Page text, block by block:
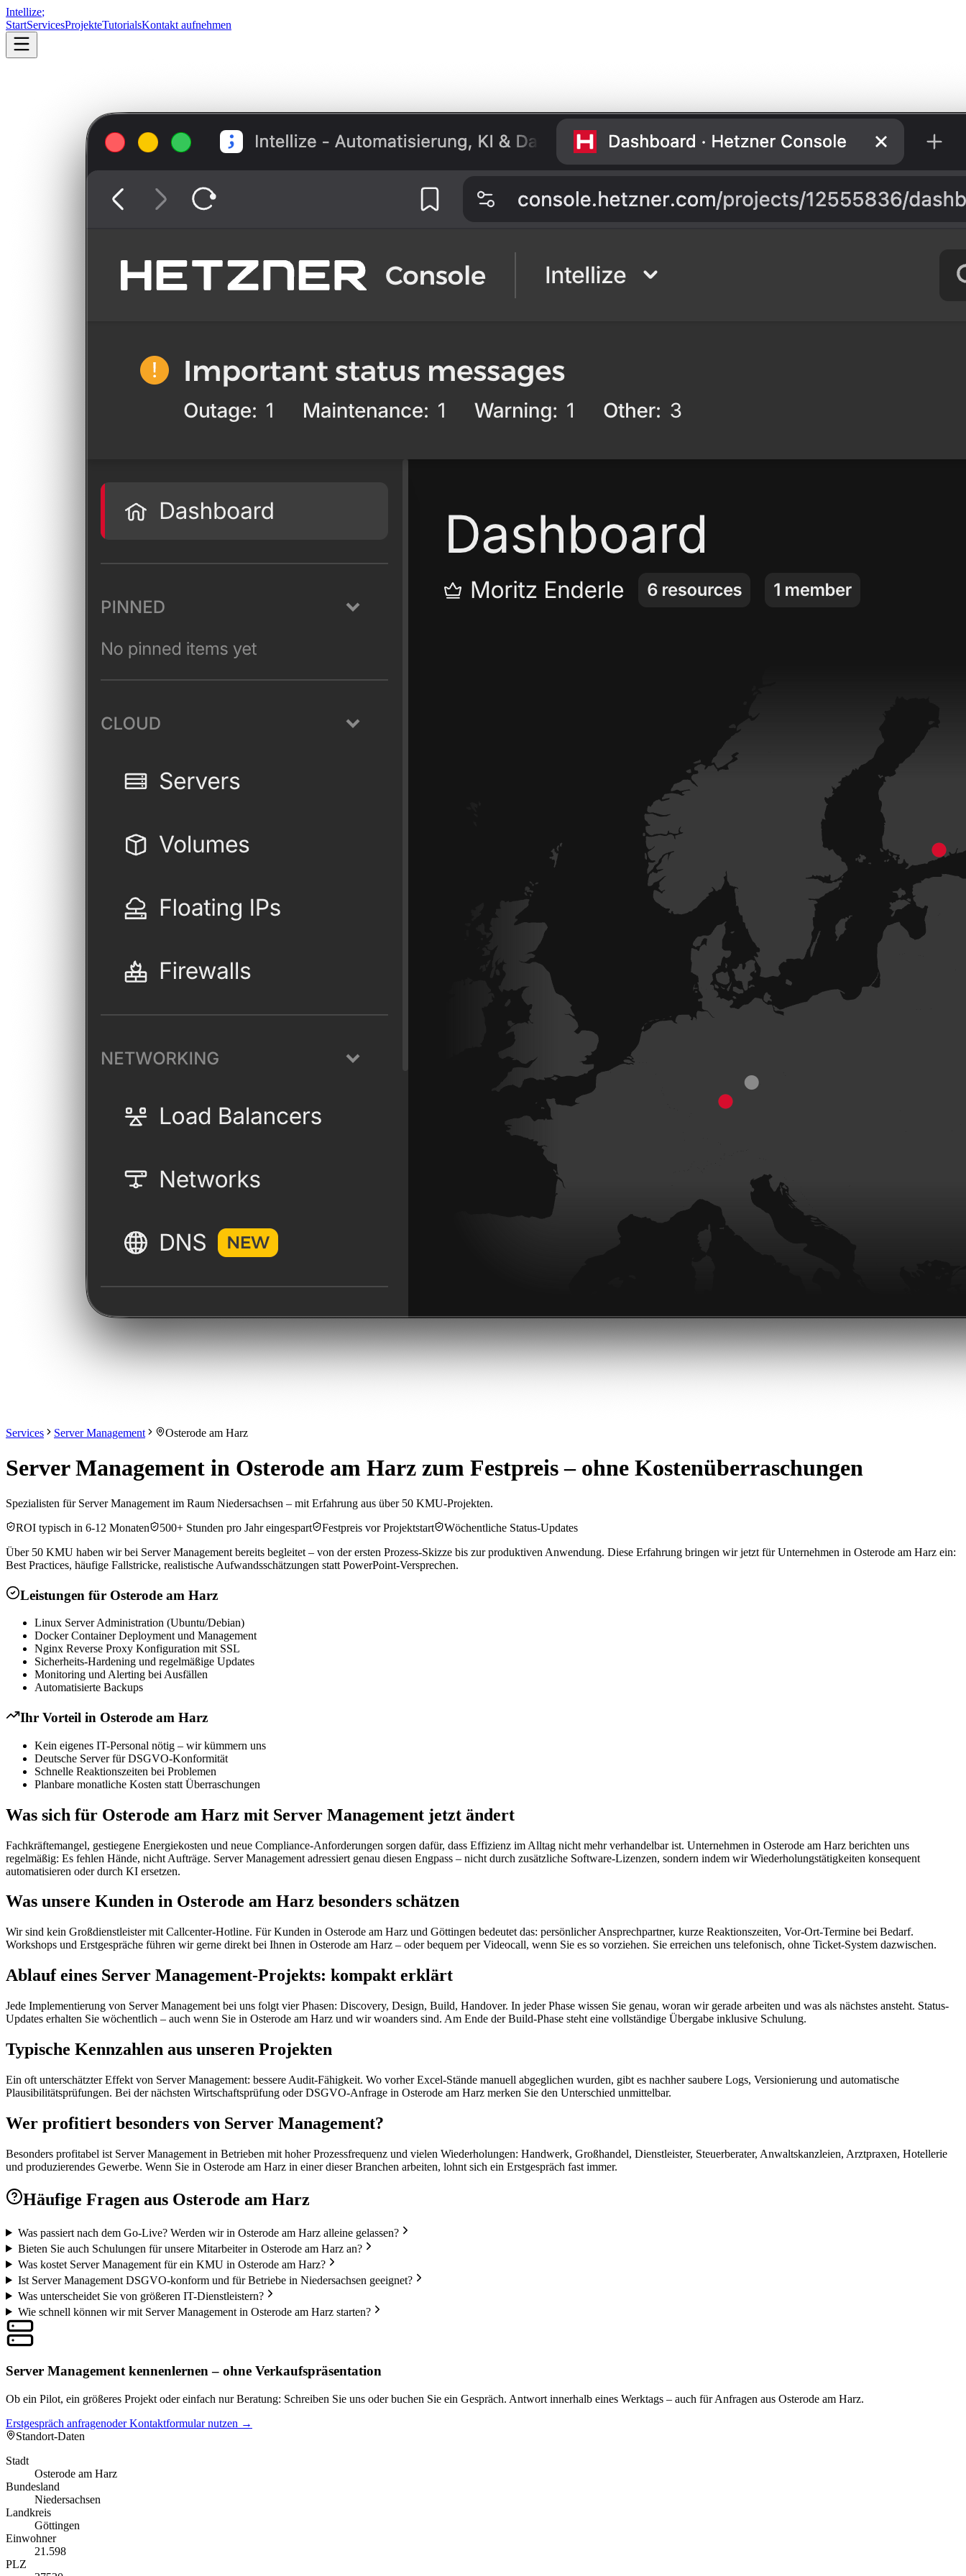
Intellize;
StartServicesProjekteTutorialsKontakt aufnehmen
Services Server Management Osterode am Harz
Server Management in Osterode am Harz zum Festpreis – ohne Kostenüberraschungen
Spezialisten für Server Management im Raum Niedersachsen – mit Erfahrung aus über 50 KMU-Projekten.
ROI typisch in 6-12 Monaten
500+ Stunden pro Jahr eingespart Festpreis vor Projektstart
Wöchentliche Status-Updates
Über 50 KMU haben wir bei Server Management bereits begleitet – von der ersten Prozess-Skizze bis zur produktiven Anwendung. Diese Erfahrung bringen wir jetzt für Unternehmen in Osterode am Harz ein:
Best Practices, häufige Fallstricke, realistische Aufwandsschätzungen statt PowerPoint-Versprechen.
Leistungen für Osterode am Harz
Linux Server Administration (Ubuntu/Debian)
Docker Container Deployment und Management
Nginx Reverse Proxy Konfiguration mit SSL
Sicherheits-Hardening und regelmäßige Updates
Monitoring und Alerting bei Ausfällen
Automatisierte Backups
Ihr Vorteil in Osterode am Harz
Kein eigenes IT-Personal nötig – wir kümmern uns
Deutsche Server für DSGVO-Konformität
Schnelle Reaktionszeiten bei Problemen
Planbare monatliche Kosten statt Überraschungen
Was sich für Osterode am Harz mit Server Management jetzt ändert
Fachkräftemangel, gestiegene Energiekosten und neue Compliance-Anforderungen sorgen dafür, dass Effizienz im Alltag nicht mehr verhandelbar ist. Unternehmen in Osterode am Harz berichten uns
regelmäßig: Es fehlen Hände, nicht Aufträge. Server Management adressiert genau diesen Engpass – nicht durch zusätzliche Software-Lizenzen, sondern indem wir Wiederholungstätigkeiten konsequent
automatisieren oder durch KI ersetzen.
Was unsere Kunden in Osterode am Harz besonders schätzen
Wir sind kein Großdienstleister mit Callcenter-Hotline. Für Kunden in Osterode am Harz und Göttingen bedeutet das: persönlicher Ansprechpartner, kurze Reaktionszeiten, Vor-Ort-Termine bei Bedarf.
Workshops und Erstgespräche führen wir gerne direkt bei Ihnen in Osterode am Harz – oder bequem per Videocall, wenn Sie es so vorziehen. Sie erreichen uns telefonisch, ohne Ticket-System dazwischen.
Ablauf eines Server Management-Projekts: kompakt erklärt
Jede Implementierung von Server Management bei uns folgt vier Phasen: Discovery, Design, Build, Handover. In jeder Phase wissen Sie genau, woran wir gerade arbeiten und was als nächstes ansteht. Status-
Updates erhalten Sie wöchentlich – auch wenn Sie in Osterode am Harz und wir woanders sind. Am Ende der Build-Phase steht eine vollständige Übergabe inklusive Schulung.
Typische Kennzahlen aus unseren Projekten
Ein oft unterschätzter Effekt von Server Management: bessere Audit-Fähigkeit. Wo vorher Excel-Stände manuell abgeglichen wurden, gibt es nachher saubere Logs, Versionierung und automatische
Plausibilitätsprüfungen. Bei der nächsten Wirtschaftsprüfung oder DSGVO-Anfrage in Osterode am Harz merken Sie den Unterschied unmittelbar.
Wer profitiert besonders von Server Management?
Besonders profitabel ist Server Management in Betrieben mit hoher Prozessfrequenz und vielen Wiederholungen: Handwerk, Großhandel, Dienstleister, Steuerberater, Anwaltskanzleien, Arztpraxen, Hotellerie
und produzierendes Gewerbe. Wenn Sie in Osterode am Harz in einer dieser Branchen arbeiten, lohnt sich ein Erstgespräch fast immer.
Häufige Fragen aus Osterode am Harz
Was passiert nach dem Go-Live? Werden wir in Osterode am Harz alleine gelassen?
Bieten Sie auch Schulungen für unsere Mitarbeiter in Osterode am Harz an?
Was kostet Server Management für ein KMU in Osterode am Harz?
Ist Server Management DSGVO-konform und für Betriebe in Niedersachsen geeignet?
Was unterscheidet Sie von größeren IT-Dienstleistern?
Wie schnell können wir mit Server Management in Osterode am Harz starten?
Server Management kennenlernen – ohne Verkaufspräsentation
Ob ein Pilot, ein größeres Projekt oder einfach nur Beratung: Schreiben Sie uns oder buchen Sie ein Gespräch. Antwort innerhalb eines Werktags – auch für Anfragen aus Osterode am Harz.
Erstgespräch anfragenoder Kontaktformular nutzen →
Standort-Daten
Stadt
Osterode am Harz
Bundesland
Niedersachsen
Landkreis
Göttingen
Einwohner
21.598
PLZ